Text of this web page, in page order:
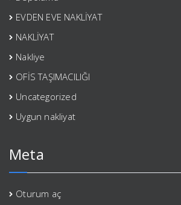
EVDEN EVE NAKLİYAT
NAKLİYAT
Nakliye
OFİS TAŞIMACILIĞI
Uncategorized
Uygun nakliyat
Meta
Oturum aç